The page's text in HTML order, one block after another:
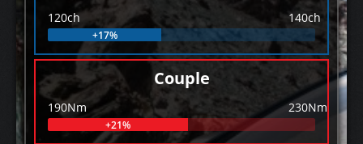
120ch 140ch
+17%
Couple
190Nm 230Nm
+21%